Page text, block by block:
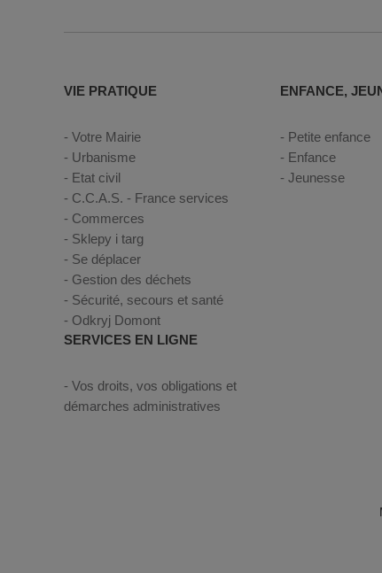
VIE PRATIQUE
Votre Mairie
Urbanisme
Etat civil
C.C.A.S. - France services
Commerces
Sklepy i targ
Se déplacer
Gestion des déchets
Sécurité, secours et santé
Odkryj Domont
ENFANCE,
Petite enfance
Enfance
Jeunesse
SERVICES EN LIGNE
Vos droits, vos obligations et
démarches administratives